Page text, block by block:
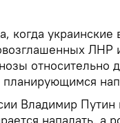
когда
ЛНР
относительно
планирующимся
Владимир Путин
нападать, а